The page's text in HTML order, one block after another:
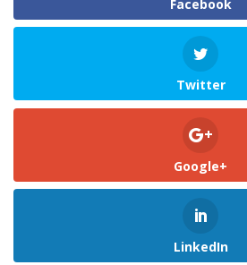
Facebook
Twitter
Google+
LinkedIn